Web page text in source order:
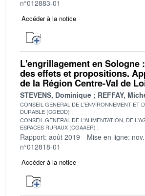
n°012883-01
Accéder à la notice
L'engrillagement en Sologne
des effets et propositions.
de la Région Centre-Val de
STEVENS, Dominique REFFAY,
CONSEIL GENERAL DE L'ENVIRONNEMENT ET
DURABLE (CGEDD)
CONSEIL GENERAL DE L'ALIMENTATION, DE
ESPACES RURAUX (CGAAER)
Rapport: août 2019 Mise en ligne:
n°012818-01
Accéder à la notice